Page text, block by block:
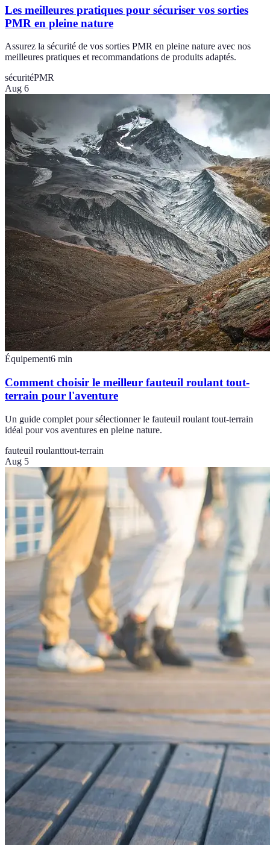
Les meilleures pratiques pour sécuriser vos sorties
PMR en pleine nature
Assurez la sécurité de vos sorties PMR en pleine nature avec nos
meilleures pratiques et recommandations de produits adaptés.
sécuritéPMR
Aug 6
Équipement6 min
Comment choisir le meilleur fauteuil roulant tout-
terrain pour l'aventure
Un guide complet pour sélectionner le fauteuil roulant tout-terrain
idéal pour vos aventures en pleine nature.
fauteuil roulanttout-terrain
Aug 5